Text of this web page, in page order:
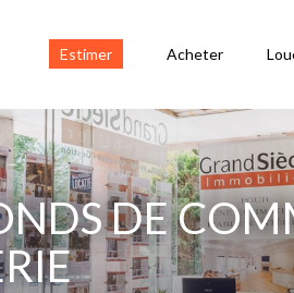
Estimer Acheter
DE